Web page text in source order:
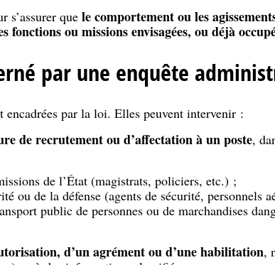
s’assurer que le comportement ou les
fonctions ou missions envisagées, ou déjà
par une enquête
encadrées par la loi. Elles peuvent intervenir :
de recrutement ou d’affectation à un poste,
de l’État (magistrats, policiers, etc.) ;
ou de la défense (agents de sécurité, personnels
public de personnes ou de marchandises
d’un agrément ou d’une habilitation,